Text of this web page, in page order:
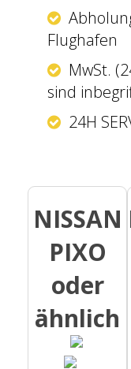
Flughafen
MwSt.
sind
24H
NISSAN
PIXO
oder
ähnlich